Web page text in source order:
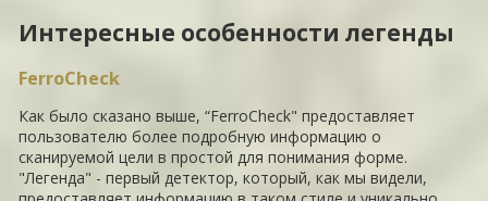
Интересные особенности легенды
FerroCheck
Как было сказано выше, “FerroCheck" предоставляет
пользователю более подробную информацию о
сканируемой цели в простой для понимания форме.
"Легенда" - первый детектор, который, как мы видели,